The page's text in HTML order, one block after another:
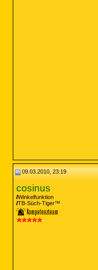
09.03.2010, 23:19
cosinus
Winkelfunktion
TB-Süch-Tiger™